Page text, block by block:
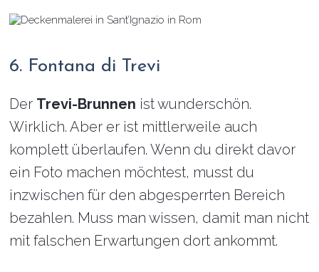
6. Fontana di Trevi
Der Trevi-Brunnen ist wunderschön.
Wirklich. Aber er ist mittlerweile auch
komplett überlaufen. Wenn du direkt davor
ein Foto machen möchtest, musst du
inzwischen für den abgesperrten Bereich
bezahlen. Muss man wissen, damit man nicht
mit falschen Erwartungen dort ankommt.